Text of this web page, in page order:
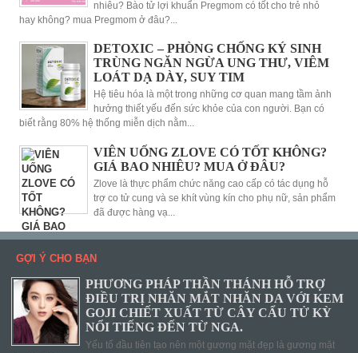
nhiêu? Bào tử lợi khuẩn Pregmom có tốt cho trẻ nhỏ
hay không? mua Pregmom ở đâu?...
DETOXIC – PHÒNG CHỐNG KÝ SINH
TRÙNG NGĂN NGỪA UNG THƯ, VIÊM
LOÁT DẠ DÀY, SUY TIM
Hệ tiêu hóa là một trong những cơ quan mang tầm ảnh
hưởng thiết yếu đến sức khỏe của con người. Bạn có
biết rằng 80% hệ thống miễn dịch nằm...
VIÊN UỐNG ZLOVE CÓ TỐT KHÔNG?
GIÁ BAO NHIÊU? MUA Ở ĐÂU?
Zlove là thực phẩm chức năng cao cấp có tác dụng hỗ
trợ co tử cung và se khít vùng kín cho phụ nữ, sản phẩm
đã được hàng vạ...
GỢI Ý CHO BẠN
PHƯƠNG PHÁP THẦN THÁNH HỖ TRỢ
ĐIỀU TRỊ NHĂN MẮT NHĂN DA VỚI KEM
GOJI CHIẾT XUẤT TỪ CÂY CẨU TỬ KỲ
NỔI TIẾNG ĐẾN TỪ NGA.
Yếu tố đầu tiên tạo nên một gương mặt đẹp là gương mặt